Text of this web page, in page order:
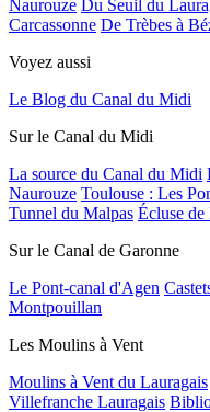
Naurouze Du Seuil du
Carcassonne De Trèbes à
Voyez aussi
Le Blog du Canal du Midi
Sur le Canal du Midi
La source du Canal du Midi
Naurouze Toulouse : Les
Tunnel du Malpas Écluse de
Sur le Canal de Garonne
Le Pont-canal d'Agen
Montpouillan
Les Moulins à Vent
Moulins à Vent du Lauragais
Villefranche Lauragais